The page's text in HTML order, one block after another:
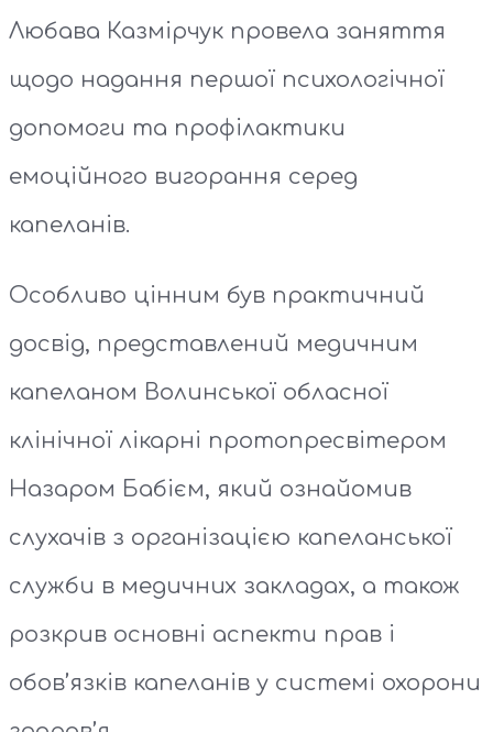
Любава Казмірчук провела заняття
щодо надання першої психологічної
допомоги та профілактики
емоційного вигорання серед
капеланів.
Особливо цінним був практичний
досвід, представлений медичним
капеланом Волинської обласної
клінічної лікарні протопресвітером
Назаром Бабієм, який ознайомив
слухачів з організацією капеланської
служби в медичних закладах, а також
розкрив основні аспекти прав і
обов’язків капеланів у системі охорони